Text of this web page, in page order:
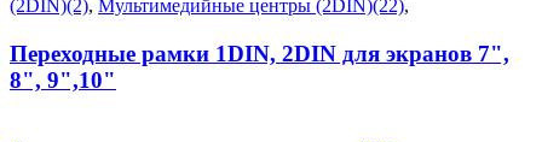
(2DIN)(2), Мультимедийные центры (2DIN)(22),
Переходные рамки 1DIN, 2DIN для экранов 7",
8", 9",10"